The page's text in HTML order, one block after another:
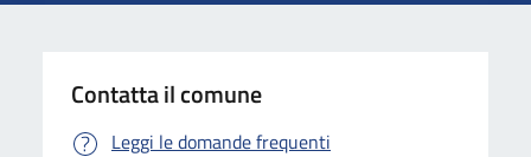
Contatta il comune
Leggi le domande frequenti